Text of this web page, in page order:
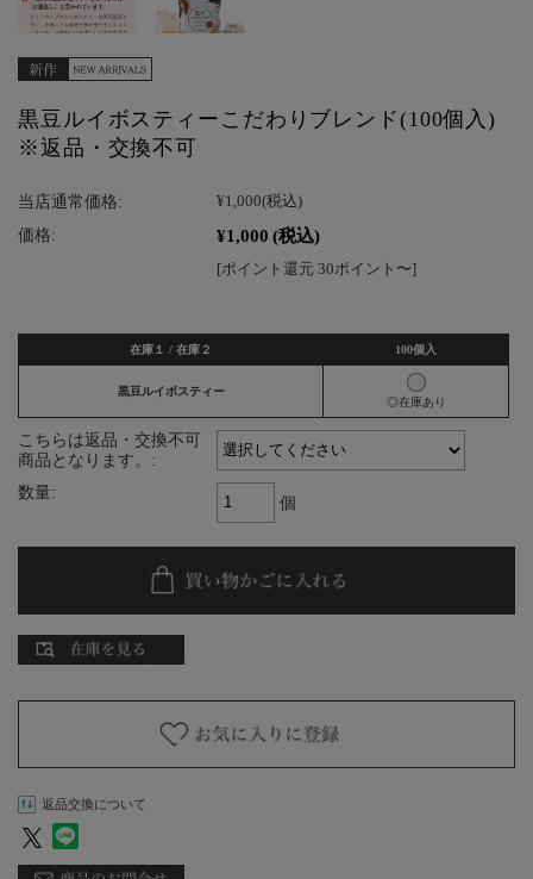
黒豆ルイボスティーこだわりブレンド(100個入)
※返品・交換不可
当店通常価格: ¥1,000(税込)
価格: ¥1,000 (税込)
[ポイント還元 30ポイント〜]
在庫１ / 在庫２ 100個入
黒豆ルイボスティー
◎在庫あり
こちらは返品・交換不可
商品となります。:
数量:
個
返品交換について